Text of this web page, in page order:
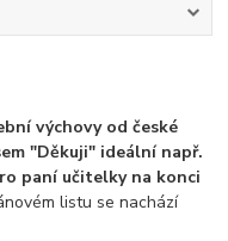
výchovy od české
"Děkuji" ideální např.
paní učitelky na konci
listu se nachází